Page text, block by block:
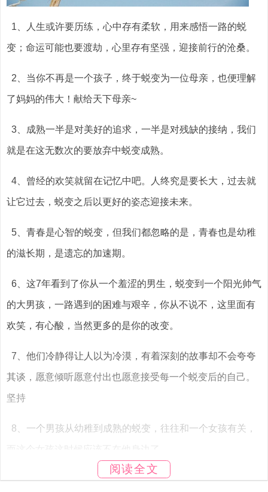
1、人生或许要历练，心中存有柔软，用来感悟一路的蜕
变；命运可能也要渡劫，心里存有坚强，迎接前行的沧桑。
2、当你不再是一个孩子，终于蜕变为一位母亲，也便理解
了妈妈的伟大！献给天下母亲~
3、成熟一半是对美好的追求，一半是对残缺的接纳，我们
就是在这无数次的要放弃中蜕变成熟。
4、曾经的欢笑就留在记忆中吧。人终究是要长大，过去就
让它过去，蜕变之后以更好的姿态迎接未来。
5、青春是心智的蜕变，但我们都忽略的是，青春也是幼稚
的滋长期，是遗忘的加速期。
6、这7年看到了你从一个羞涩的男生，蜕变到一个阳光帅气
的大男孩，一路遇到的困难与艰辛，你从不说不，这里面有
欢笑，有心酸，当然更多的是你的改变。
7、他们冷静得让人以为冷漠，有着深刻的故事却不会夸夸
其谈，愿意倾听愿意付出也愿意接受每一个蜕变后的自己。
坚持
8、一个男孩从幼稚到成熟的蜕变，往往和一个女孩有关，
9、不管好人还是坏人，遇到他都是一种特定的缘分；不管
阅读全文